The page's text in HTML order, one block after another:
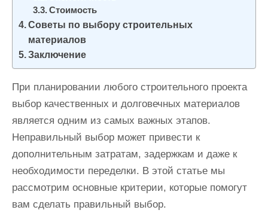
Стоимость
Советы по выбору строительных
материалов
Заключение
При планировании любого строительного проекта
выбор качественных и долговечных материалов
является одним из самых важных этапов.
Неправильный выбор может привести к
дополнительным затратам, задержкам и даже к
необходимости переделки. В этой статье мы
рассмотрим основные критерии, которые помогут
вам сделать правильный выбор.